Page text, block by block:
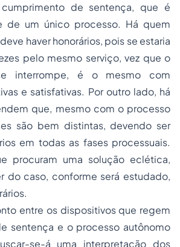
de sentença, que é
de um único processo. Há quem
haver honorários, pois se estaria
pelo mesmo serviço, vez que o
interrompe, é o mesmo com
e satisfativas. Por outro lado, há
que, mesmo com o processo
são bem distintas, devendo ser
em todas as fases processuais.
procuram uma solução eclética,
do caso, conforme será estudado,
entre os dispositivos que regem
sentença e o processo autônomo
se-á uma interpretação dos